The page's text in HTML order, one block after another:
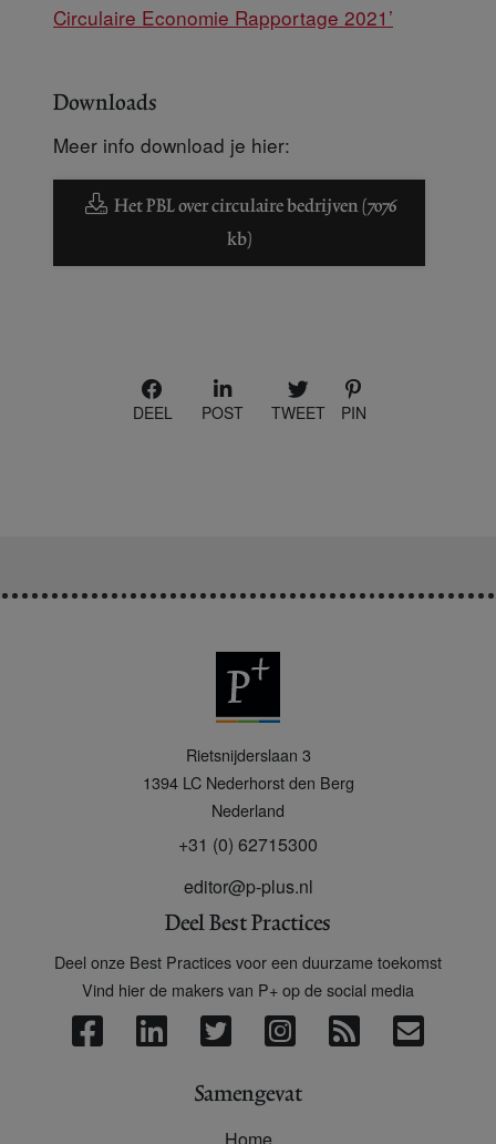
Circulaire Economie Rapportage 2021’
Downloads
Meer info download je hier:
Het PBL over circulaire bedrijven (7076
kb)
DEEL POST TWEET PIN
Rietsnijderslaan 3
1394 LC Nederhorst den Berg
Nederland
+31 (0) 62715300
editor@p-plus.nl
Deel Best Practices
Deel onze Best Practices voor een duurzame toekomst
Vind hier de makers van P+ op de social media
Samengevat
Home